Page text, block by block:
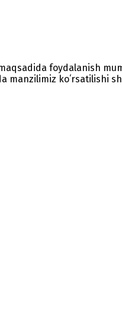
foydalanish
manzilimiz koʻrsatilishi